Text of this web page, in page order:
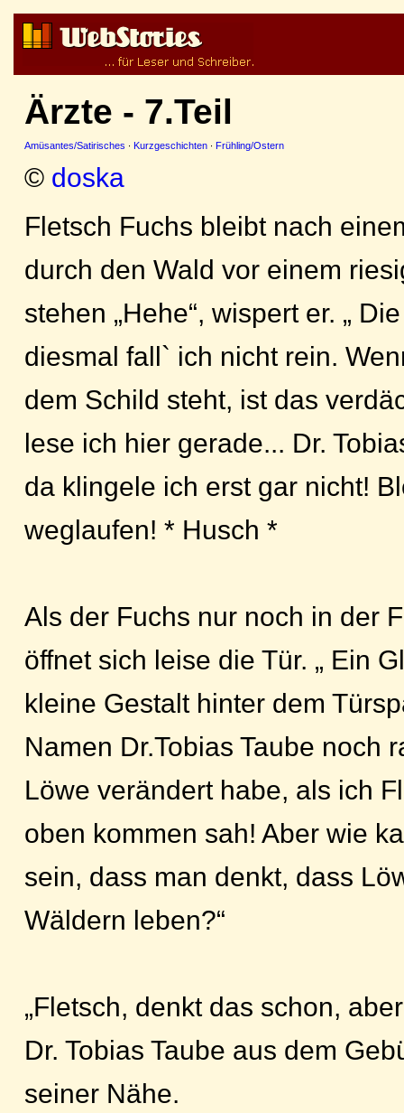
Ärzte - 7.Teil
Amüsantes/Satirisches · Kurzgeschichten · Frühling/Ostern
© doska
Fletsch Fuchs bleibt nach
durch den Wald vor einem
stehen „Hehe“, wispert er. „
diesmal fall` ich nicht rein.
dem Schild steht, ist das
lese ich hier gerade... Dr.
da klingele ich erst gar nicht!
weglaufen! * Husch *
Als der Fuchs nur noch in der
öffnet sich leise die Tür. „ Ein
kleine Gestalt hinter dem
Namen Dr.Tobias Taube noch
Löwe verändert habe, als ich
oben kommen sah! Aber wie
sein, dass man denkt, dass
Wäldern leben?“
„Fletsch, denkt das schon,
Dr. Tobias Taube aus dem
seiner Nähe.